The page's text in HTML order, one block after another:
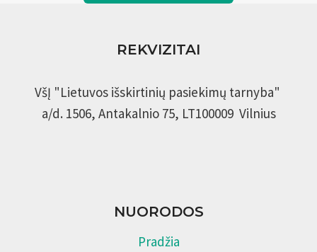
REKVIZITAI
VšĮ "Lietuvos išskirtinių pasiekimų tarnyba"
a/d. 1506, Antakalnio 75, LT100009 Vilnius
NUORODOS
Pradžia